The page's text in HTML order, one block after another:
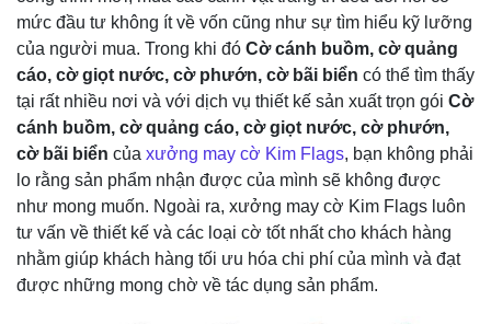
mức đầu tư không ít về vốn cũng như sự tìm hiểu kỹ lưỡng
của người mua. Trong khi đó Cờ cánh buồm, cờ quảng
cáo, cờ giọt nước, cờ phướn, cờ bãi biển có thể tìm thấy
tại rất nhiều nơi và với dịch vụ thiết kế sản xuất trọn gói Cờ
cánh buồm, cờ quảng cáo, cờ giọt nước, cờ phướn,
cờ bãi biển của xưởng may cờ Kim Flags, bạn không phải
lo rằng sản phẩm nhận được của mình sẽ không được
như mong muốn. Ngoài ra, xưởng may cờ Kim Flags luôn
tư vấn về thiết kế và các loại cờ tốt nhất cho khách hàng
nhằm giúp khách hàng tối ưu hóa chi phí của mình và đạt
được những mong chờ về tác dụng sản phẩm.